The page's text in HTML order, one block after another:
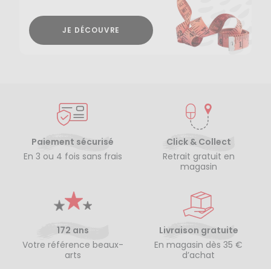
JE DÉCOUVRE
Paiement sécurisé
En 3 ou 4 fois sans frais
Click & Collect
Retrait gratuit en
magasin
172 ans
Votre référence beaux-
arts
Livraison gratuite
En magasin dès 35 €
d’achat